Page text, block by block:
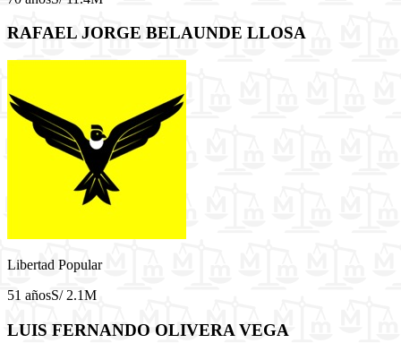
RAFAEL JORGE BELAUNDE LLOSA
Libertad Popular
51 añosS/ 2.1M
LUIS FERNANDO OLIVERA VEGA